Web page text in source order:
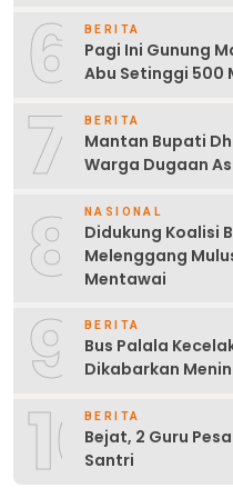
6 BERITA
Pagi Ini Gunung
Abu Setinggi 500
7 BERITA
Mantan Bupati
Warga Dugaan
8 NASIONAL
Didukung Koalisi
Melenggang
Mentawai
9 BERITA
Bus Palala
Dikabarkan
10BERITA
Bejat, 2 Guru
Santri